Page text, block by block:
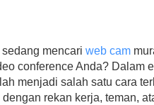
mencari web cam
conference Anda? Dalam
menjadi salah satu cara
rekan kerja, teman,